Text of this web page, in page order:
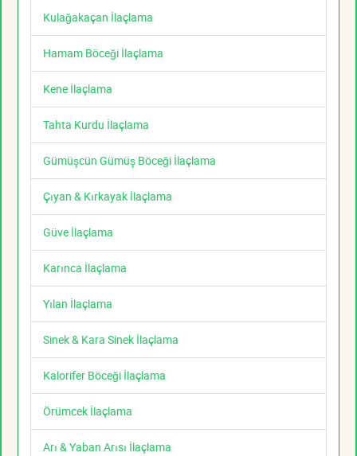
Kulağakaçan İlaçlama
Hamam Böceği İlaçlama
Kene İlaçlama
Tahta Kurdu İlaçlama
Gümüşcün Gümüş Böceği İlaçlama
Çıyan & Kırkayak İlaçlama
Güve İlaçlama
Karınca İlaçlama
Yılan İlaçlama
Sinek & Kara Sinek İlaçlama
Kalorifer Böceği İlaçlama
Örümcek İlaçlama
Arı & Yaban Arısı İlaçlama